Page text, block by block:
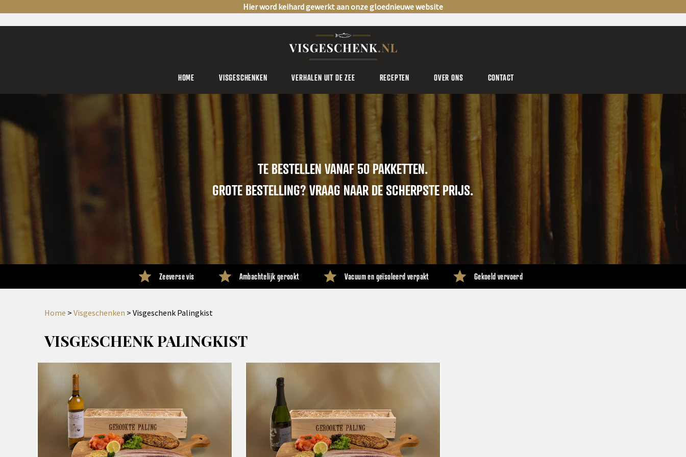
Hier word keihard gewerkt aan onze gloednieuwe website
HOME VISGESCHENKEN VERHALEN UIT DE ZEE RECEPTEN OVER ONS CONTACT
TE BESTELLEN VANAF 50 PAKKETTEN.
GROTE BESTELLING? VRAAG NAAR DE SCHERPSTE PRIJS.
Zeeverse vis Ambachtelijk gerookt Vacuum en geïsoleerd verpakt Gekoeld vervoerd
Home > Visgeschenken > Visgeschenk Palingkist
VISGESCHENK PALINGKIST